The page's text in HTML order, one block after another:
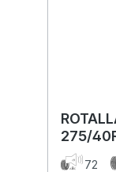
275/
72